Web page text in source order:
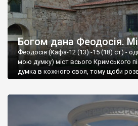
Богом дана Феодосія.
Феодосія (Кафа-12 (13) -15 (18) ст) -
мою думку) міст всього Кримського
думка в кожного своя, тому щоби
запрошую відвідати це